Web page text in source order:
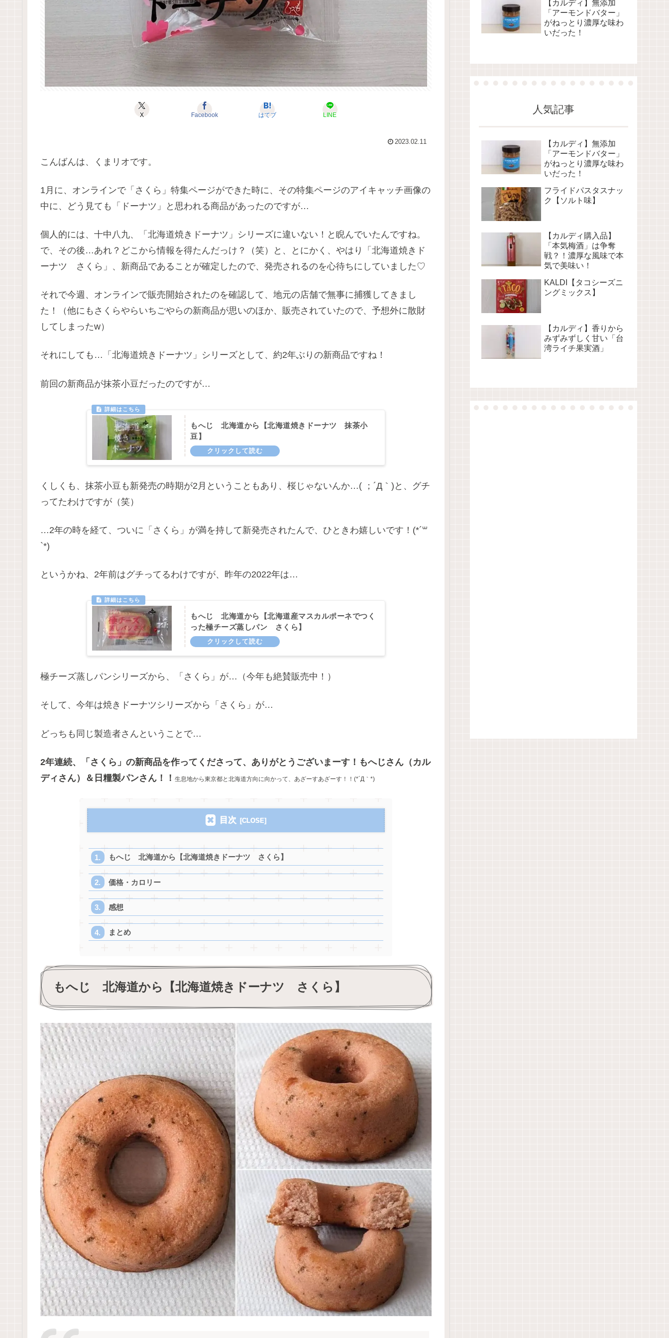
X Facebook はてブ LINE
2023.02.11
こんばんは、くまリオです。
1月に、オンラインで「さくら」特集ページができた時に、その特集ページのアイキャッチ画像の
中に、どう見ても「ドーナツ」と思われる商品があったのですが…
個人的には、十中八九、「北海道焼きドーナツ」シリーズに違いない！と睨んでいたんですね。
で、その後…あれ？どこから情報を得たんだっけ？（笑）と、とにかく、やはり「北海道焼きド
ーナツ さくら」、新商品であることが確定したので、発売されるのを心待ちにしていました♡
それで今週、オンラインで販売開始されたのを確認して、地元の店舗で無事に捕獲してきまし
た！（他にもさくらやらいちごやらの新商品が思いのほか、販売されていたので、予想外に散財
してしまったw）
それにしても…「北海道焼きドーナツ」シリーズとして、約2年ぶりの新商品ですね！
前回の新商品が抹茶小豆だったのですが…
もへじ 北海道から【北海道焼きドーナツ 抹茶小
豆】
くしくも、抹茶小豆も新発売の時期が2月ということもあり、桜じゃないんか…( ；´Д｀)と、グチ
ってたわけですが（笑）
…2年の時を経て、ついに「さくら」が満を持して新発売されたんで、ひときわ嬉しいです！(*´꒳
`*)
というかね、2年前はグチってるわけですが、昨年の2022年は…
もへじ 北海道から【北海道産マスカルポーネでつく
った極チーズ蒸しパン さくら】
極チーズ蒸しパンシリーズから、「さくら」が…（今年も絶賛販売中！）
そして、今年は焼きドーナツシリーズから「さくら」が…
どっちも同じ製造者さんということで…
2年連続、「さくら」の新商品を作ってくださって、ありがとうございまーす！もへじさん（カル
ディさん）＆日糧製パンさん！！ 生息地から東京都と北海道方向に向かって、あざーすあざーす！！(*´Д｀*)
目次
もへじ 北海道から【北海道焼きドーナツ さくら】
価格・カロリー
感想
まとめ
もへじ 北海道から【北海道焼きドーナツ さくら】
【カルディ】無添加
「アーモンドバター」
がねっとり濃厚な味わ
いだった！
人気記事
【カルディ】無添加
「アーモンドバター」
がねっとり濃厚な味わ
いだった！
フライドパスタスナッ
ク【ソルト味】
【カルディ購入品】
「本気梅酒」は争奪
戦？！濃厚な風味で本
気で美味い！
KALDI【タコシーズニ
ングミックス】
【カルディ】香りから
みずみずしく甘い「台
湾ライチ果実酒」